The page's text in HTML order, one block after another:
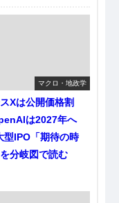
マクロ・地政学
Xは公開価格割
は2027年へ
IPO「期待の時
分岐図で読む